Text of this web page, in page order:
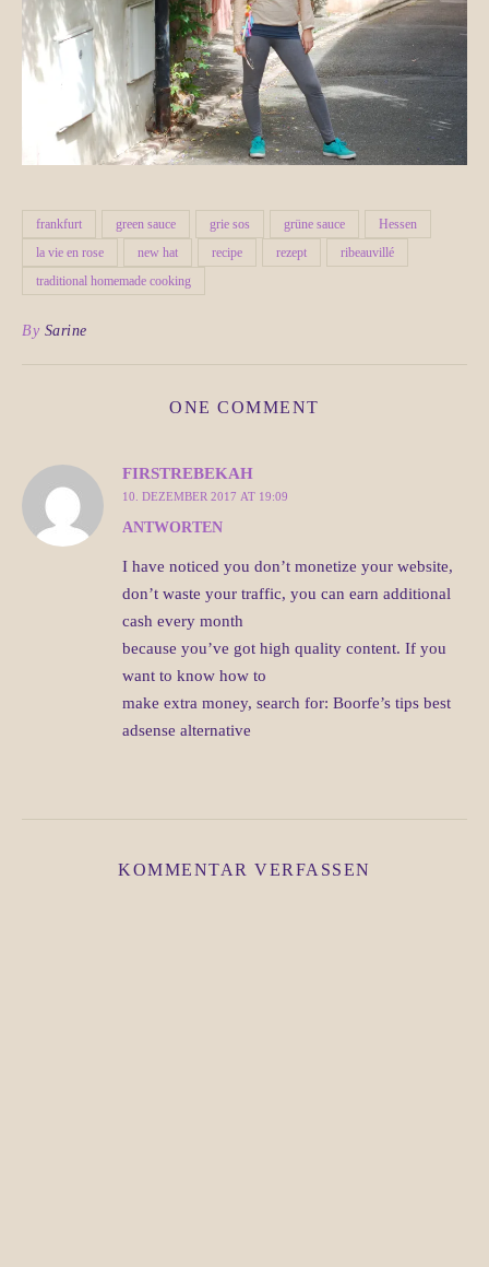
frankfurt green sauce grie sos grüne sauce
Hessen
la vie en rose
new hat recipe rezept
ribeauvillé
traditional homemade cooking
By Sarine
ONE COMMENT
FIRSTREBEKAH
10. DEZEMBER 2017 AT 19:09
ANTWORTEN
I have noticed you don’t monetize your website,
don’t waste your traffic, you can earn additional
cash every month
because you’ve got high quality content. If you
want to know how to
make extra money, search for: Boorfe’s tips best
adsense alternative
KOMMENTAR VERFASSEN